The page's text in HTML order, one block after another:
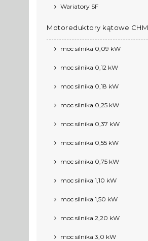
Wariatory SF
Motoreduktory kątowe CHM
moc silnika 0,09 kW
moc silnika 0,12 kW
moc silnika 0,18 kW
moc silnika 0,25 kW
moc silnika 0,37 kW
moc silnika 0,55 kW
moc silnika 0,75 kW
moc silnika 1,10 kW
moc silnika 1,50 kW
moc silnika 2,20 kW
moc silnika 3,0 kW